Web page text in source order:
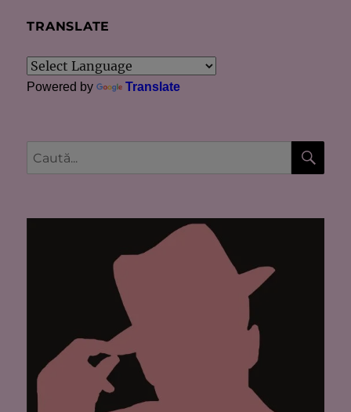
TRANSLATE
Powered by Translate
Caută
după: